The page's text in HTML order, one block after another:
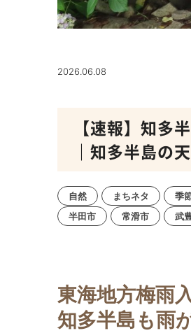
2026.06.08
【速報】知多
｜知多半島の
自然 まちネタ 季
半田市
常滑市 武
東海地方梅雨
知多半島も雨